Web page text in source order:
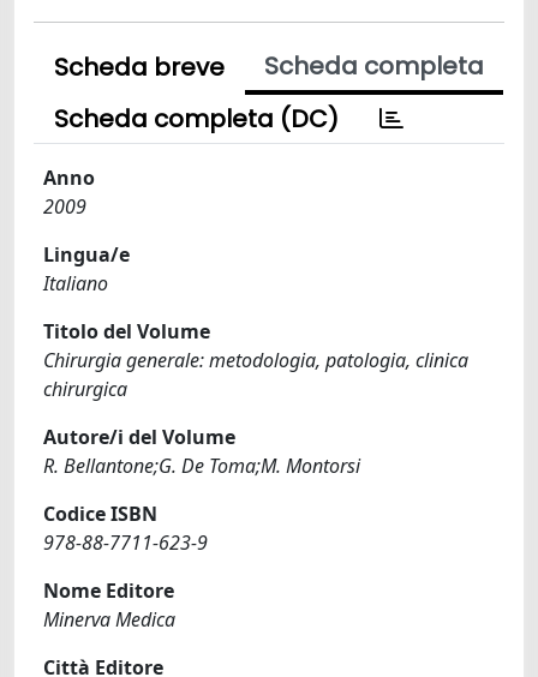
Scheda breve
Scheda completa
Scheda completa (DC)
Anno
2009
Lingua/e
Italiano
Titolo del Volume
Chirurgia generale: metodologia, patologia, clinica
chirurgica
Autore/i del Volume
R. Bellantone;G. De Toma;M. Montorsi
Codice ISBN
978-88-7711-623-9
Nome Editore
Minerva Medica
Città Editore